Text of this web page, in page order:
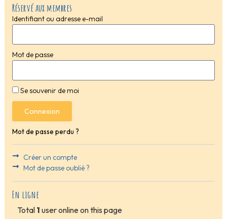
Réservé aux membres
Identifiant ou adresse e-mail
Mot de passe
Se souvenir de moi
Connexion
Mot de passe perdu ?
Créer un compte
Mot de passe oublié ?
En ligne
Total 1 user online on this page